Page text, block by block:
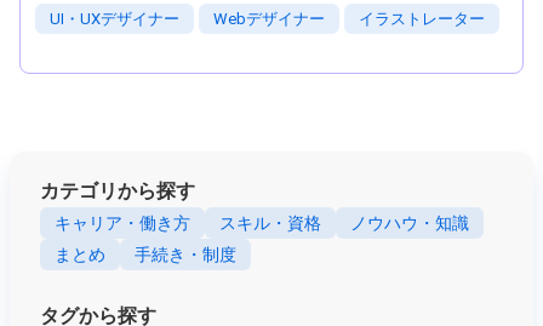
UI・UXデザイナー Webデザイナー イラストレーター
カテゴリから探す
キャリア・働き方 スキル・資格
ノウハウ・知識
まとめ
手続き・制度
タグから探す